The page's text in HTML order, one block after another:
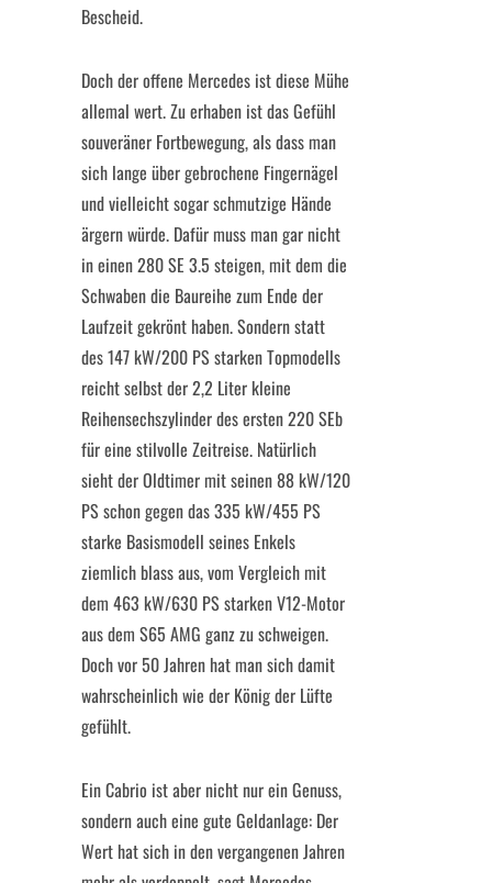
Bescheid.
Doch der offene Mercedes ist diese Mühe
allemal wert. Zu erhaben ist das Gefühl
souveräner Fortbewegung, als dass man
sich lange über gebrochene Fingernägel
und vielleicht sogar schmutzige Hände
ärgern würde. Dafür muss man gar nicht
in einen 280 SE 3.5 steigen, mit dem die
Schwaben die Baureihe zum Ende der
Laufzeit gekrönt haben. Sondern statt
des 147 kW/200 PS starken Topmodells
reicht selbst der 2,2 Liter kleine
Reihensechszylinder des ersten 220 SEb
für eine stilvolle Zeitreise. Natürlich
sieht der Oldtimer mit seinen 88 kW/120
PS schon gegen das 335 kW/455 PS
starke Basismodell seines Enkels
ziemlich blass aus, vom Vergleich mit
dem 463 kW/630 PS starken V12-Motor
aus dem S65 AMG ganz zu schweigen.
Doch vor 50 Jahren hat man sich damit
wahrscheinlich wie der König der Lüfte
gefühlt.
Ein Cabrio ist aber nicht nur ein Genuss,
sondern auch eine gute Geldanlage: Der
Wert hat sich in den vergangenen Jahren